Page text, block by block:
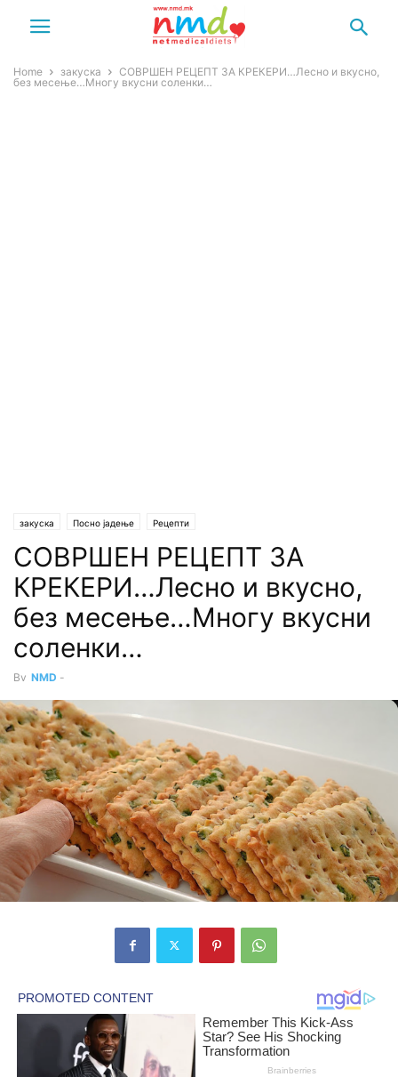
Home закуска
СОВРШЕН РЕЦЕПТ ЗА КРЕКЕРИ…Лесно и вкусно,
без месење…Многу вкусни соленки…
закуска Посно јадење Рецепти
СОВРШЕН РЕЦЕПТ ЗА
КРЕКЕРИ…Лесно и вкусно,
без месење…Многу вкусни
соленки…
By NMD -